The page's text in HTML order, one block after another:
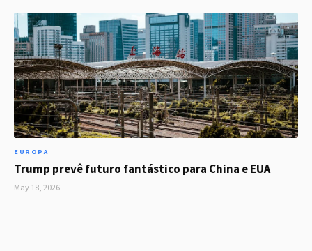
EUROPA
Trump prevê futuro fantástico para China e EUA
May 18, 2026